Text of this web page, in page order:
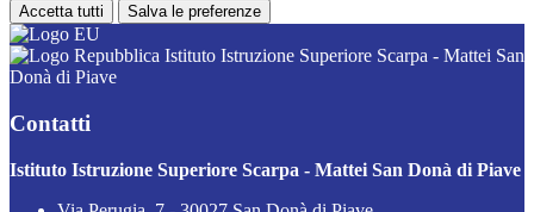
Accetta tutti Salva le preferenze
Istituto Istruzione Superiore Scarpa - Mattei San
Donà di Piave
Contatti
Istituto Istruzione Superiore Scarpa - Mattei San Donà di Piave